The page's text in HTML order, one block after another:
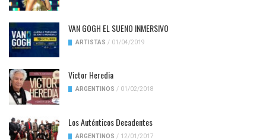
VAN GOGH EL SUENO INMERSIVO
ARTISTAS / 01/04/2019
Victor Heredia
ARGENTINOS / 01/02/2018
Los Auténticos Decadentes
ARGENTINOS / 12/01/2017